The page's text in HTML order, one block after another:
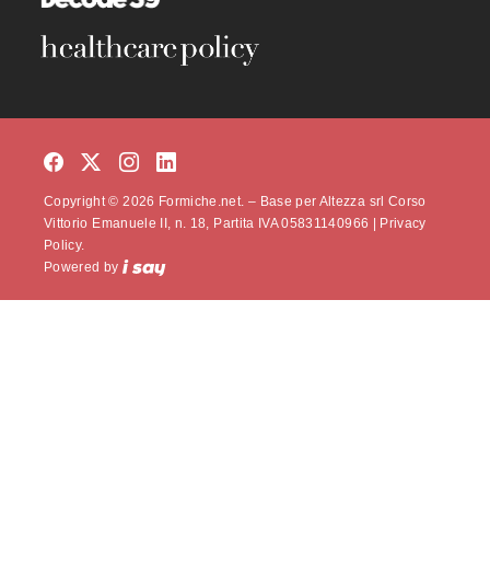
Copyright © 2026 Formiche.net. – Base per Altezza srl Corso
Vittorio Emanuele II, n. 18, Partita IVA 05831140966 |
Privacy
Policy.
Powered by